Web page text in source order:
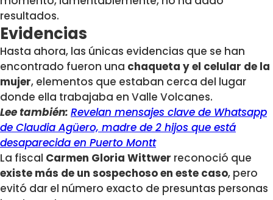
resultados.
Evidencias
Hasta ahora, las únicas evidencias que se han
encontrado fueron una chaqueta y el celular de la
mujer, elementos que estaban cerca del lugar
donde ella trabajaba en Valle Volcanes.
Lee también: Revelan mensajes clave de Whatsapp
de Claudia Agüero, madre de 2 hijos que está
desaparecida en Puerto Montt
La fiscal Carmen Gloria Wittwer reconoció que
existe más de un sospechoso en este caso, pero
evitó dar el número exacto de presuntas personas